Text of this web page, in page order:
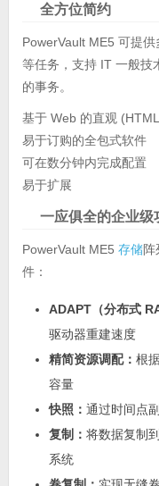
全方位简约
PowerVault ME5 可提
等任务，支持 IT 一般技
的事务。
基于 Web 的直观
易于订购的全包式软件
可在数分钟内完成配置
易于扩展
一应俱全的企业级
PowerVault ME5 存储阵
件：
ADAPT（分布式
驱动器重建速度
精简资源调配： 根
容量
快照： 通过时间点
复制： 将数据复制
系统